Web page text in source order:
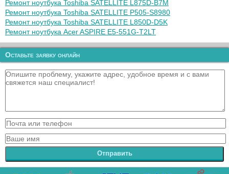
Ремонт ноутбука Toshiba SATELLITE L875D-B7M
Ремонт ноутбука Toshiba SATELLITE P505-S8980
Ремонт ноутбука Toshiba SATELLITE L850D-D5K
Ремонт ноутбука Acer ASPIRE E5-551G-T2LT
Оставьте заявку онлайн
Отправить